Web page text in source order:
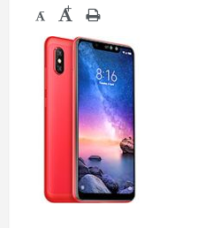
- +